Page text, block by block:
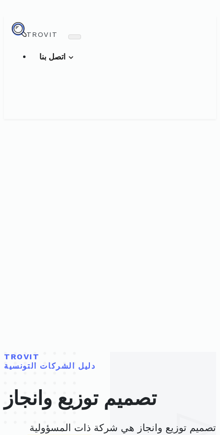
TROVIT
TROVIT
دليل الشركات التونسية
تصميم توزيع وانجاز
تصميم توزيع وانجاز هي شركة ذات المسؤولية